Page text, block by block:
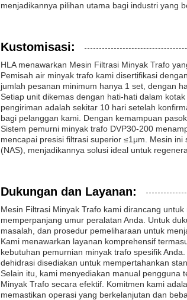
menjadikannya pilihan utama bagi industri yang
Kustomisasi:
HLA menawarkan Mesin Filtrasi Minyak Trafo
Pemisah air minyak trafo kami disertifikasi
jumlah pesanan minimum hanya 1 set, dengan
Setiap unit dikemas dengan hati-hati dalam
pengiriman adalah sekitar 10 hari setelah
bagi pelanggan kami. Dengan kemampuan
Sistem pemurni minyak trafo DVP30-200
mencapai presisi filtrasi superior ≤1μm. Mesin
(NAS), menjadikannya solusi ideal untuk
Dukungan dan Layanan:
Mesin Filtrasi Minyak Trafo kami dirancang
memperpanjang umur peralatan Anda. Untuk
masalah, dan prosedur pemeliharaan untuk
Kami menawarkan layanan komprehensif
kebutuhan pemurnian minyak trafo spesifik
dehidrasi disediakan untuk mempertahankan
Selain itu, kami menyediakan manual pengguna
Minyak Trafo secara efektif. Komitmen kami
memastikan operasi yang berkelanjutan dan